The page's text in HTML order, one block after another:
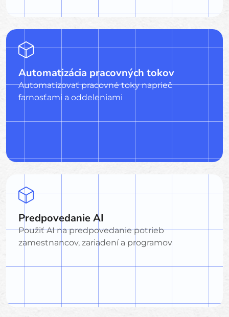
Automatizácia pracovných tokov
Automatizovať pracovné toky naprieč
farnosťami a oddeleniami
Predpovedanie AI
Použiť AI na predpovedanie potrieb
zamestnancov, zariadení a programov